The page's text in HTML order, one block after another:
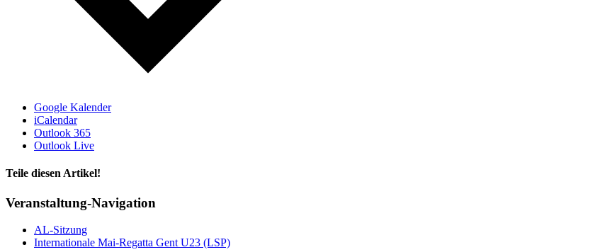
Google Kalender
iCalendar
Outlook 365
Outlook Live
Teile diesen Artikel!
Facebook
X
WhatsApp
Telegram
Veranstaltung-Navigation
AL-Sitzung
Internationale Mai-Regatta Gent U23 (LSP)